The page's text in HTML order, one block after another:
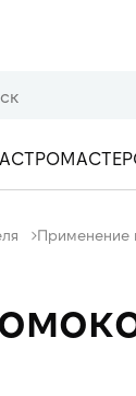
Применение